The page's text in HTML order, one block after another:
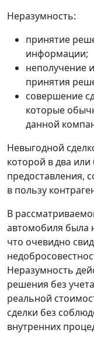
Неразумность:
принятие
информации;
неполучение
принятия
совершение
которые
данной
Невыгодной
которой в два
предоставления,
в пользу
В
автомобиля была
что очевидно
Неразумность
решения без
реальной
сделки без
внутренних